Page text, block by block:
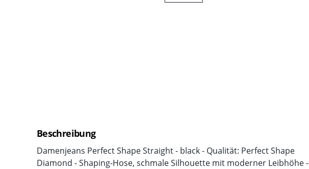
Beschreibung
Damenjeans Perfect Shape Straight - black - Qualität: Perfect Shape
Diamond - Shaping-Hose, schmale Silhouette mit moderner Leibhöhe -